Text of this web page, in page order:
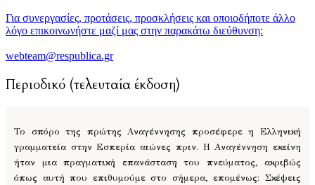
Για συνεργασίες, προτάσεις, προσκλήσεις και οποιοδήποτε άλλο
λόγο επικοινωνήστε μαζί μας στην παρακάτω διεύθυνση:
webteam@respublica.gr
Περιοδικό (τελευταία έκδοση)
Το σπόρο της πρώτης Αναγέννησης προσέφερε η Ελληνική
γραμματεία στην Εσπερία αιώνες πριν. Η Αναγέννηση εκείνη
ήταν μια πραγματική επανάσταση του πνεύματος, ακριβώς
όπως αυτή που επιθυμούμε στο σήμερα, επομένως: Σκέψεις